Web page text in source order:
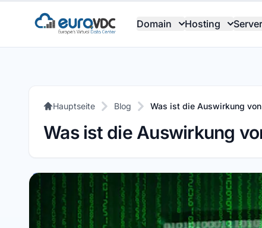
Domain Hosting Server
Hauptseite Blog Was ist die Auswirkung
Was ist die Auswirkung